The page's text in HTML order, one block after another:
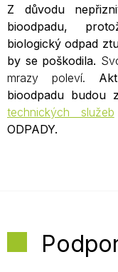
Z důvodu
bioodpadu,
biologický odpad
by se poškodila.
mrazy poleví.
bioodpadu budou
technických služeb
ODPADY.